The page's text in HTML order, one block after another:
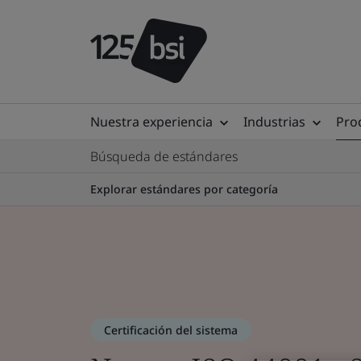
Nuestra experiencia Industrias
Búsqueda de estándares
Explorar estándares por categoría
Certificación del sistema